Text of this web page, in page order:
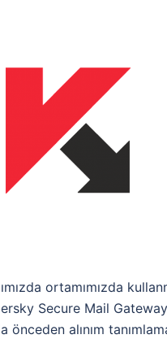
ortamımızda
Secure Mail
önceden alınım